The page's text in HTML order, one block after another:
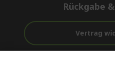
Rückgabe
Vertrag